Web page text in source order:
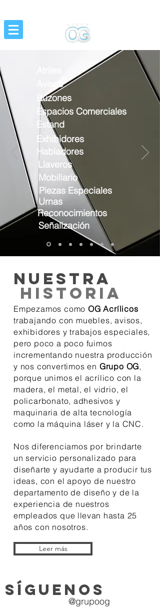
Buzones
Avisos
Espacios Comerciales
Habladores
Estand
Piezas Especiales
Mobiliario
Reconocimientos
Señalización
Exhibidores
Llaveros
Urnas
nuestra
historia
Empezamos como OG Acrílicos
trabajando con muebles, avisos,
exhibidores y trabajos especiales,
pero poco a poco fuimos
incrementando nuestra producción
y nos convertimos en Grupo OG,
porque unimos el acrílico con la
madera, el metal, el vidrio, el
policarbonato,adhesivos y
maquinaria de alta tecnología
como la máquina láser y la CNC.
Nos diferenciamos por brindarte
un servicio personalizado para
diseñarte y ayudarte a producir tus
ideas, con el apoyo de nuestro
departamento de diseño y de la
experiencia de nuestros
empleados que llevan hasta 25
años con nosotros.
Leer más
@grupoog
sÍGUENOS